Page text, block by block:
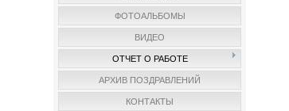
ФОТОАЛЬБОМЫ
ВИДЕО
ОТЧЕТ О РАБОТЕ
АРХИВ ПОЗДРАВЛЕНИЙ
КОНТАКТЫ